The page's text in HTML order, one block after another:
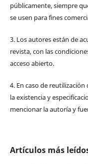
públicamente, siempre
se usen para fines
3. Los autores están de
revista, con las
acceso abierto.
4. En caso de
la existencia y
mencionar la autoría y
Artículos más